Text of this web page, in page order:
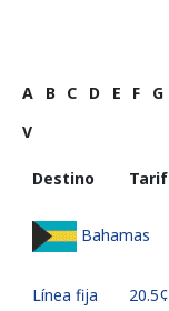
A B C D E F G
V
Destino
Bahamas
Línea fija ⁦20.5¢⁩